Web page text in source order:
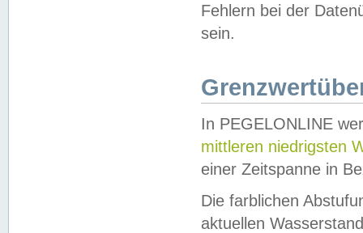
Fehlern bei der
sein.
In PEGELONLINE
mittleren niedrigsten
einer Zeitspanne in
Die farblichen
aktuellen